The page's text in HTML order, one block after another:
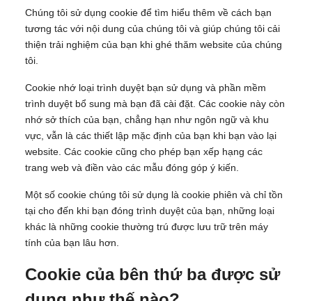
Chúng tôi sử dụng cookie để tìm hiểu thêm về cách bạn
tương tác với nội dung của chúng tôi và giúp chúng tôi cải
thiện trải nghiệm của bạn khi ghé thăm website của chúng
tôi.
Cookie nhớ loại trình duyệt bạn sử dụng và phần mềm
trình duyệt bổ sung mà bạn đã cài đặt. Các cookie này còn
nhớ sở thích của bạn, chẳng hạn như ngôn ngữ và khu
vực, vẫn là các thiết lập mặc định của bạn khi bạn vào lại
website. Các cookie cũng cho phép bạn xếp hạng các
trang web và điền vào các mẫu đóng góp ý kiến.
Một số cookie chúng tôi sử dụng là cookie phiên và chỉ tồn
tại cho đến khi bạn đóng trình duyệt của bạn, những loại
khác là những cookie thường trú được lưu trữ trên máy
tính của bạn lâu hơn.
Cookie của bên thứ ba được sử